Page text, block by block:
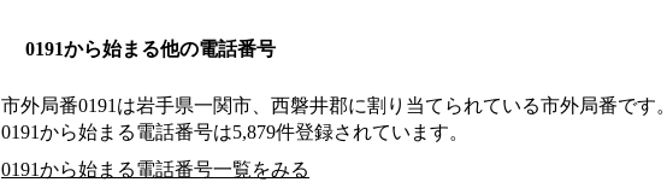
0191から始まる他の電話番号
市外局番0191 は岩手県一関市、西磐井郡に割り当てられている市外局番です。
0191から始まる電話番号は5,879件登録されています。
0191から始まる電話番号一覧をみる